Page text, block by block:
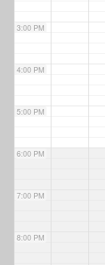
3:00 PM
4:00 PM
5:00 PM
6:00 PM
7:00 PM
8:00 PM